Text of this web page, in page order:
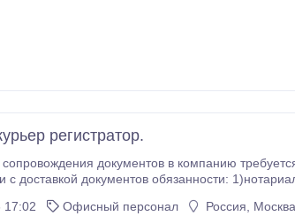
регистратор.
документов в компанию требуется курьер
обязанности: 1)нотариальная контора, реже налоговая инспекция 2)нотариальная
документы: • Паспорт РФ (без него невозможно зарегистрировать компанию) • ИНН •
17:02 Офисный персонал Россия, Москва